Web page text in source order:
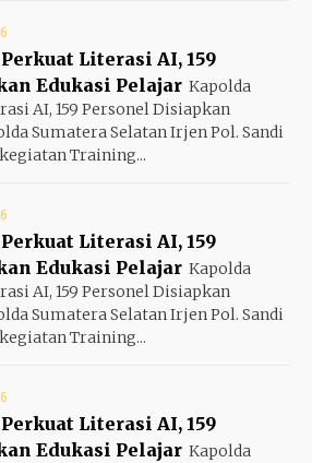
Literasi AI, 159
Edukasi Pelajar Kapolda
AI, 159 Personel Disiapkan
Sumatera Selatan Irjen Pol. Sandi
Training...
Literasi AI, 159
Edukasi Pelajar Kapolda
AI, 159 Personel Disiapkan
Sumatera Selatan Irjen Pol. Sandi
Training...
Literasi AI, 159
Edukasi Pelajar Kapolda